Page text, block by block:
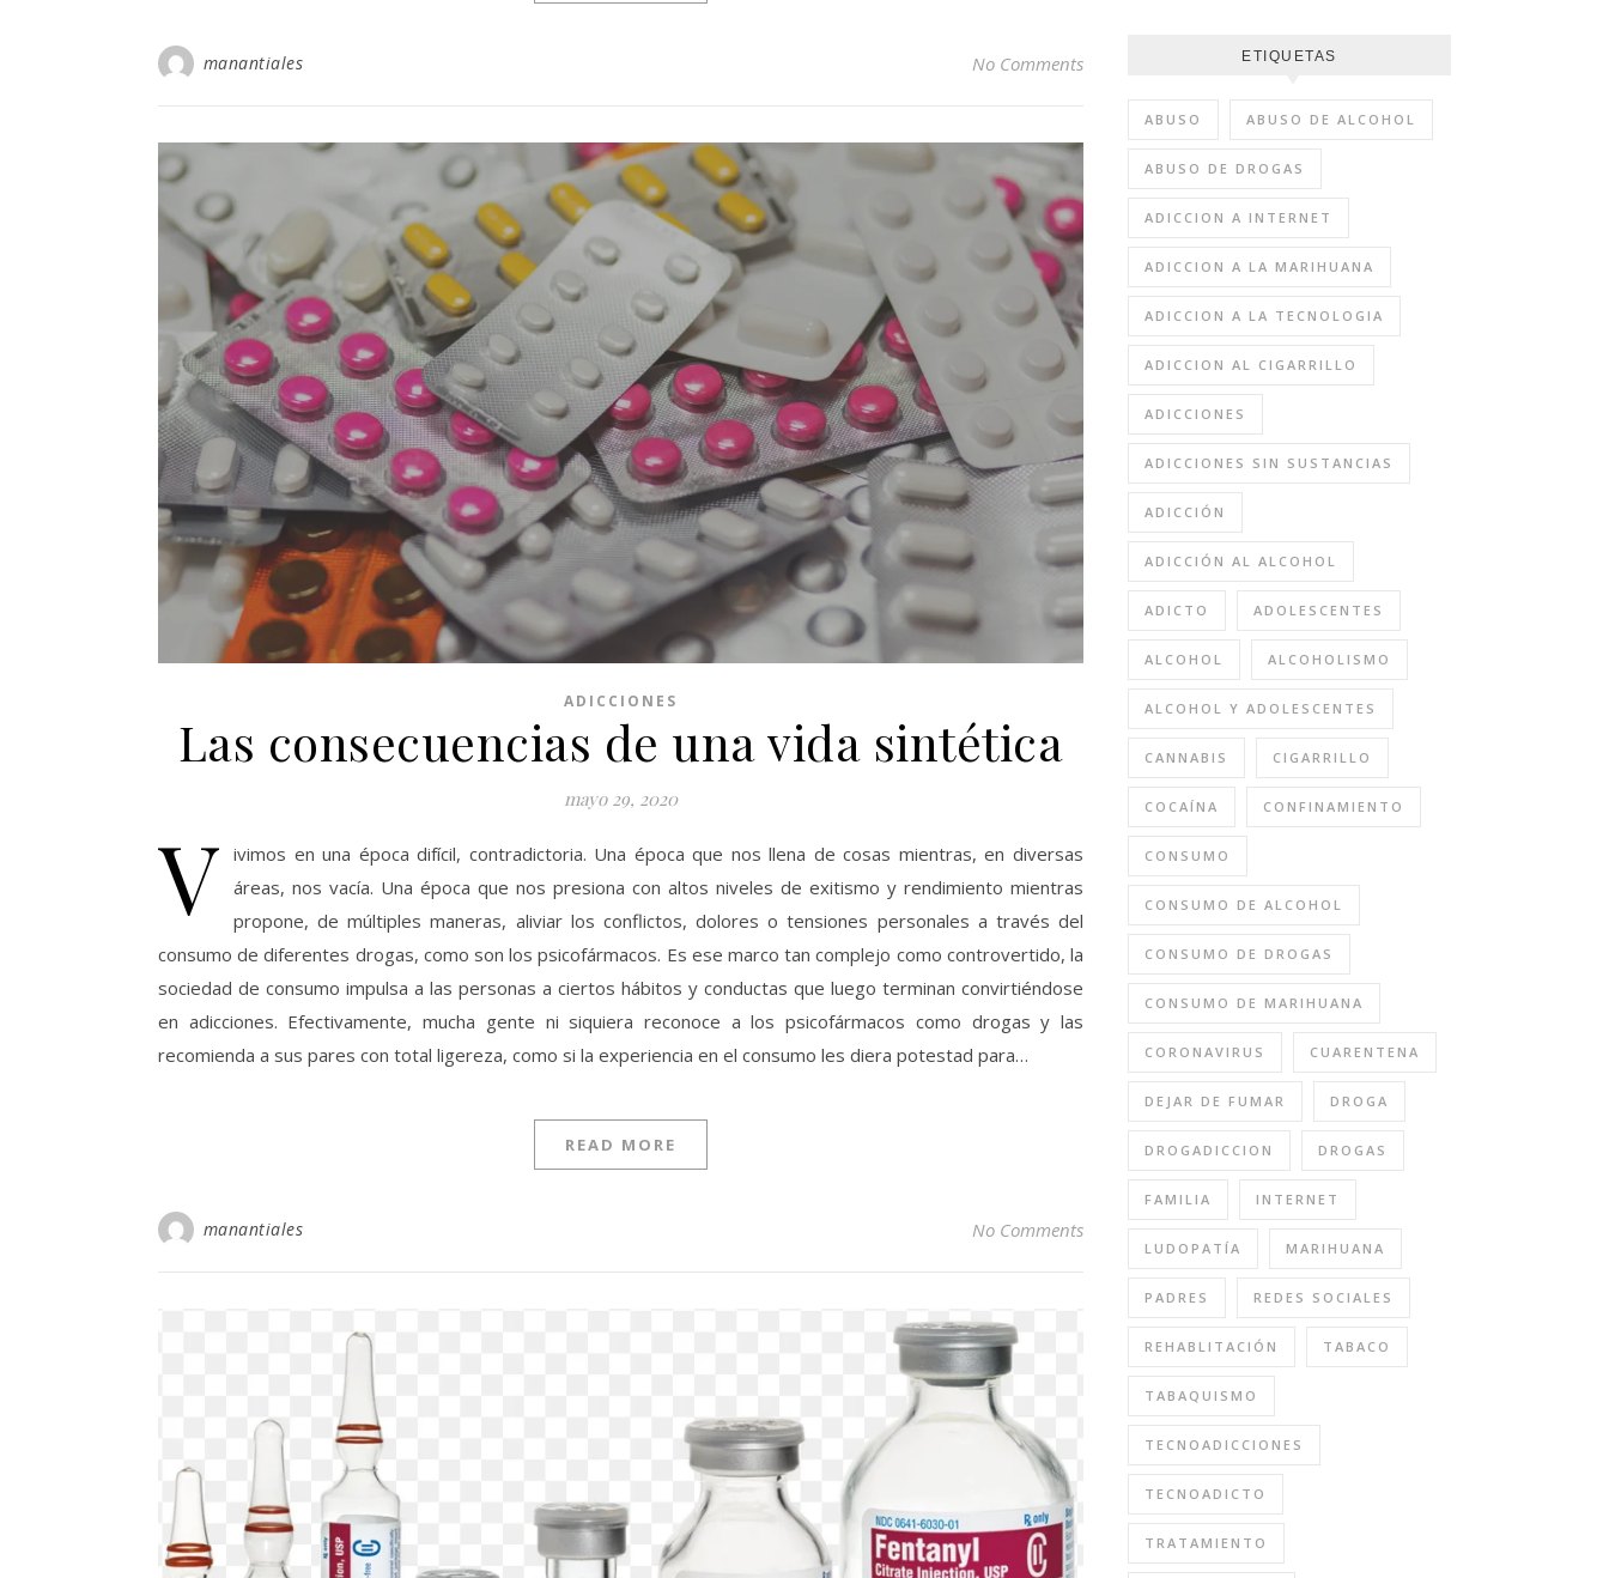
manantiales No Comments
ADICCIONES
Las consecuencias de una vida sintética
mayo 29, 2020
V ivimos en una época difícil, contradictoria. Una época que nos llena de cosas mientras, en diversas
áreas, nos vacía. Una época que nos presiona con altos niveles de exitismo y rendimiento mientras
propone, de múltiples maneras, aliviar los conflictos, dolores o tensiones personales a través del
consumo de diferentes drogas, como son los psicofármacos. Es ese marco tan complejo como controvertido, la
sociedad de consumo impulsa a las personas a ciertos hábitos y conductas que luego terminan convirtiéndose
en adicciones. Efectivamente, mucha gente ni siquiera reconoce a los psicofármacos como drogas y las
recomienda a sus pares con total ligereza, como si la experiencia en el consumo les diera potestad para…
READ MORE
manantiales No Comments
ETIQUETAS
ABUSO ABUSO DE ALCOHOL
ABUSO DE DROGAS
ADICCION A INTERNET
ADICCION A LA MARIHUANA
ADICCION A LA TECNOLOGIA
ADICCION AL CIGARRILLO
ADICCIONES
ADICCIONES SIN SUSTANCIAS
ADICCIÓN
ADICCIÓN AL ALCOHOL
ADICTO ADOLESCENTES
ALCOHOL ALCOHOLISMO
ALCOHOL Y ADOLESCENTES
CANNABIS CIGARRILLO
COCAÍNA CONFINAMIENTO
CONSUMO
CONSUMO DE ALCOHOL
CONSUMO DE DROGAS
CONSUMO DE MARIHUANA
CORONAVIRUS CUARENTENA
DEJAR DE FUMAR DROGA
DROGADICCION DROGAS
FAMILIA INTERNET
LUDOPATÍA MARIHUANA
PADRES REDES SOCIALES
REHABLITACIÓN TABACO
TABAQUISMO
TECNOADICCIONES
TECNOADICTO
TRATAMIENTO